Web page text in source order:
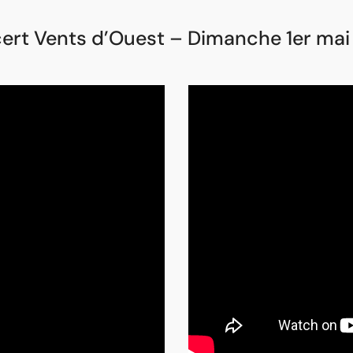
Vents d’Ouest – Dimanche 1er